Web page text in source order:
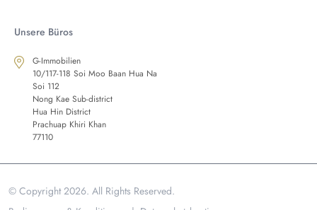
Unsere Büros
G-Immobilien
10/117-118 Soi Moo Baan Hua Na
Soi 112
Nong Kae Sub-district
Hua Hin District
Prachuap Khiri Khan
77110
© Copyright 2026. All Rights Reserved.